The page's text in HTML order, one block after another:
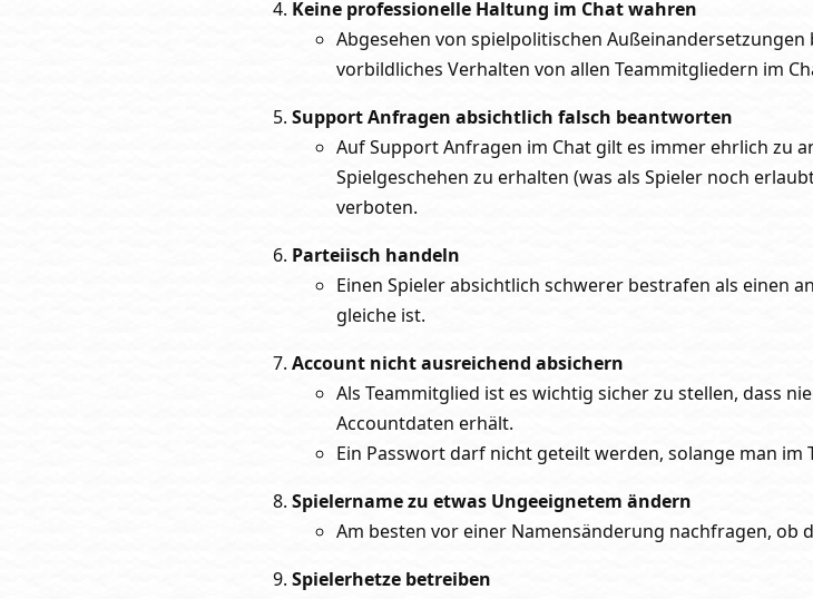
Keine professionelle Haltung im Chat wahren
Abgesehen von spielpolitischen
vorbildliches Verhalten von allen Teammitgliedern im
Support Anfragen absichtlich falsch beantworten
Auf Support Anfragen im Chat gilt es immer ehrlich zu
Spielgeschehen zu erhalten (was als Spieler noch
verboten.
Parteiisch handeln
Einen Spieler absichtlich schwerer bestrafen als einen
gleiche ist.
Account nicht ausreichend absichern
Als Teammitglied ist es wichtig sicher zu stellen, dass
Accountdaten erhält.
Ein Passwort darf nicht geteilt werden, solange man im
Spielername zu etwas Ungeeignetem ändern
Am besten vor einer Namensänderung nachfragen, ob
Spielerhetze betreiben